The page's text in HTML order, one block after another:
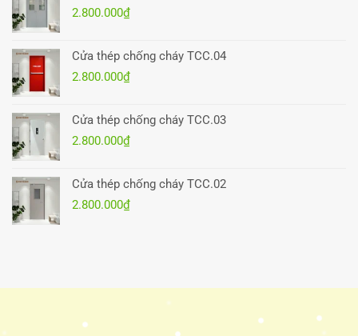
2.800.000₫
Cửa thép chống cháy TCC.04
2.800.000₫
Cửa thép chống cháy TCC.03
2.800.000₫
Cửa thép chống cháy TCC.02
2.800.000₫